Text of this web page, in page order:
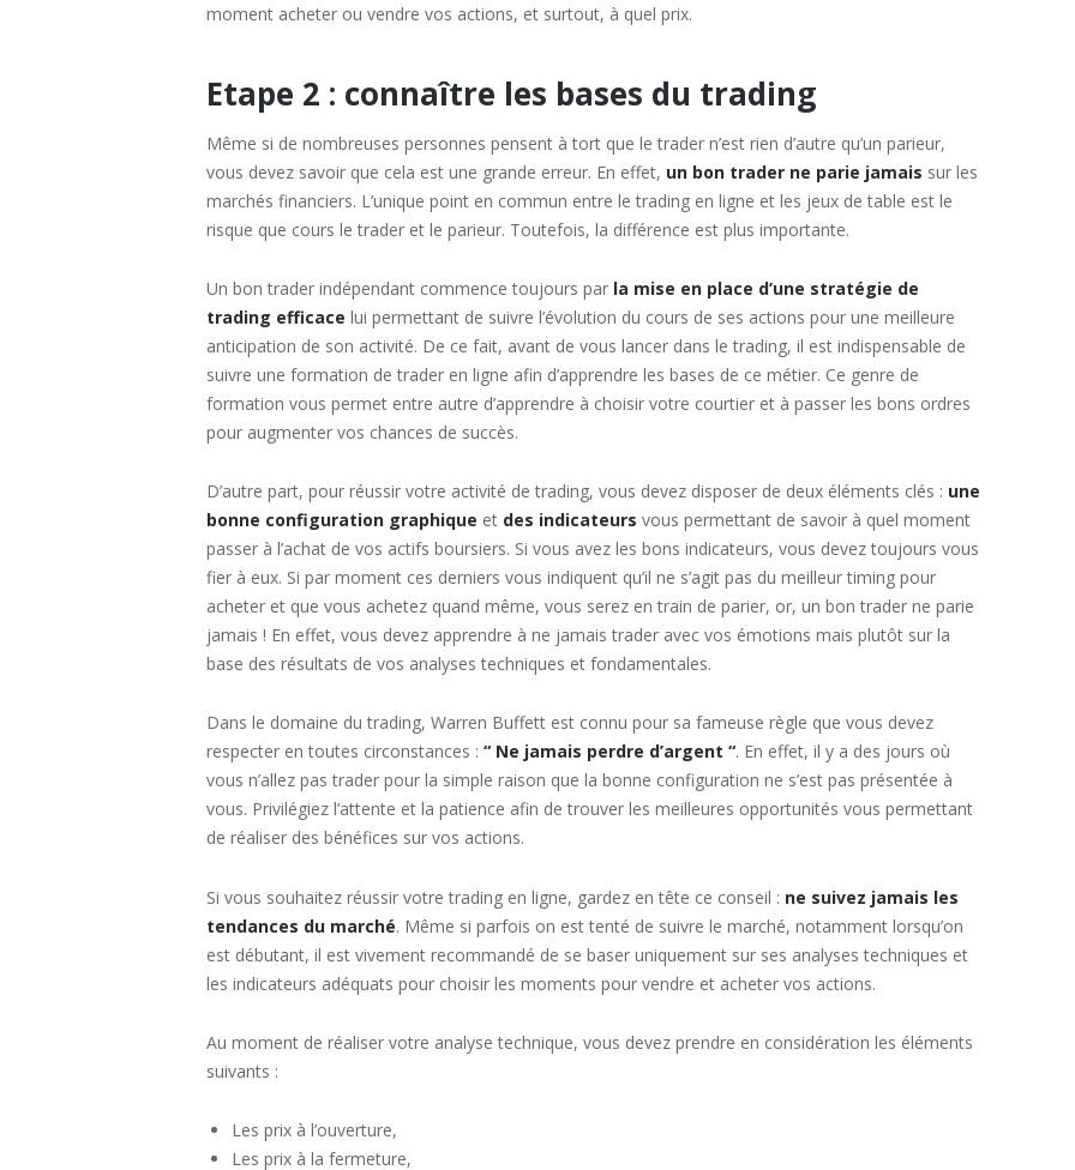
moment acheter ou vendre vos actions, et surtout, à quel prix.
Etape 2 : connaître les bases du trading
Même si de nombreuses personnes pensent à tort que le trader n’est rien d’autre qu’un parieur,
vous devez savoir que cela est une grande erreur. En effet, un bon trader ne parie jamais sur les
marchés financiers. L’unique point en commun entre le trading en ligne et les jeux de table est le
risque que cours le trader et le parieur. Toutefois, la différence est plus importante.
Un bon trader indépendant commence toujours par la mise en place d’une stratégie de
trading efficace lui permettant de suivre l’évolution du cours de ses actions pour une meilleure
anticipation de son activité. De ce fait, avant de vous lancer dans le trading, il est indispensable de
suivre une formation de trader en ligne afin d’apprendre les bases de ce métier. Ce genre de
formation vous permet entre autre d’apprendre à choisir votre courtier et à passer les bons ordres
pour augmenter vos chances de succès.
D’autre part, pour réussir votre activité de trading, vous devez disposer de deux éléments clés : une
bonne configuration graphique et des indicateurs vous permettant de savoir à quel moment
passer à l’achat de vos actifs boursiers. Si vous avez les bons indicateurs, vous devez toujours vous
fier à eux. Si par moment ces derniers vous indiquent qu’il ne s’agit pas du meilleur timing pour
acheter et que vous achetez quand même, vous serez en train de parier, or, un bon trader ne parie
jamais ! En effet, vous devez apprendre à ne jamais trader avec vos émotions mais plutôt sur la
base des résultats de vos analyses techniques et fondamentales.
Dans le domaine du trading, Warren Buffett est connu pour sa fameuse règle que vous devez
respecter en toutes circonstances : “ Ne jamais perdre d’argent “. En effet, il y a des jours où
vous n’allez pas trader pour la simple raison que la bonne configuration ne s’est pas présentée à
vous. Privilégiez l’attente et la patience afin de trouver les meilleures opportunités vous permettant
de réaliser des bénéfices sur vos actions.
Si vous souhaitez réussir votre trading en ligne, gardez en tête ce conseil : ne suivez jamais les
tendances du marché. Même si parfois on est tenté de suivre le marché, notamment lorsqu’on
est débutant, il est vivement recommandé de se baser uniquement sur ses analyses techniques et
les indicateurs adéquats pour choisir les moments pour vendre et acheter vos actions.
Au moment de réaliser votre analyse technique, vous devez prendre en considération les éléments
suivants :
Les prix à l’ouverture,
Les prix à la fermeture,